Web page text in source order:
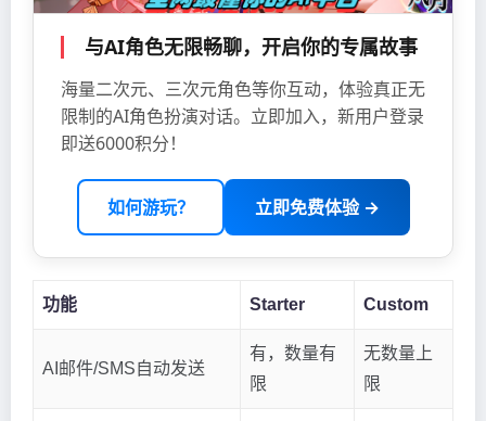
与AI角色无限畅聊，开启你的专属故事
海量二次元、三次元角色等你互动，体验真正无
限制的AI角色扮演对话。立即加入，新用户登录
即送6000积分！
如何游玩？ 立即免费体验 →
功能 Starter Custom
AI邮件/SMS自动发送
有，数量有
限
无数量上
限